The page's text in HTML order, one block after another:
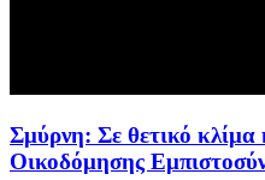
Σμύρνη: Σε θετικό
Οικοδόμησης